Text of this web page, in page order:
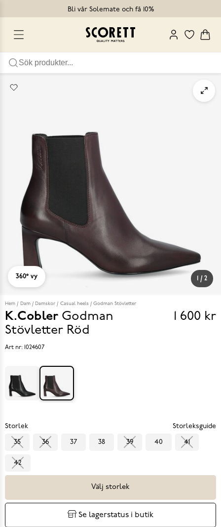
Bli vår Solemate och få 10%
/ 2
360° vy
Hem Dam Damskor Casual heels Godman Stövletter
K.Cobler Godman
Stövletter Röd
Pris
1 600 kr
Art nr: 1024607
Storlek Storleksguide
35 36 37 38 39 40 41
42
Välj storlek
Se lagerstatus i butik